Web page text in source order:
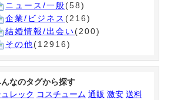
ニュース/一般(58)
企業/ビジネス (216)
結婚情報/出会い(200)
その他(12916)
なのタグから探す
レック コスチューム 通販 激安 送料